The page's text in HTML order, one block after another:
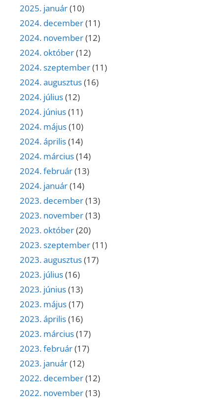
2025. január(10)
2024. december(11)
2024. november(12)
2024. október(12)
2024. szeptember(11)
2024. augusztus(16)
2024. július(12)
2024. június(11)
2024. május(10)
2024. április(14)
2024. március(14)
2024. február(13)
2024. január(14)
2023. december(13)
2023. november(13)
2023. október(20)
2023. szeptember(11)
2023. augusztus(17)
2023. július(16)
2023. június(13)
2023. május(17)
2023. április(16)
2023. március(17)
2023. február(17)
2023. január(12)
2022. december(12)
2022. november(13)